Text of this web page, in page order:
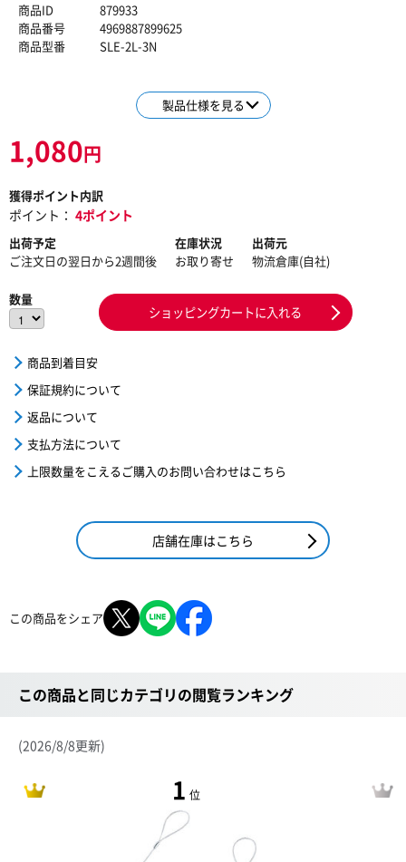
商品ID
879933
商品番号
4969887899625
商品型番
SLE-2L-3N
製品仕様を見る
1,080円
獲得ポイント内訳
ポイント： 4ポイント
出荷予定
ご注文日の翌日から2週間後
在庫状況
お取り寄せ
出荷元
物流倉庫(自社)
数量
ショッピングカートに入れる
商品到着目安
保証規約について
返品について
支払方法について
上限数量をこえるご購入のお問い合わせはこちら
店舗在庫はこちら
この商品をシェア
この商品と同じカテゴリの閲覧ランキング
(2026/8/8更新)
1 位